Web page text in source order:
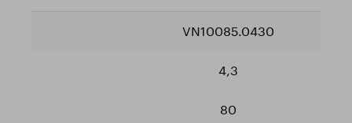
VN10085.0430
4,3
80